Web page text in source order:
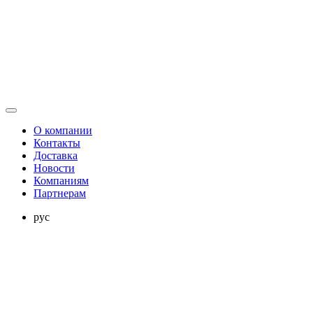
О компании
Контакты
Доставка
Новости
Компаниям
Партнерам
рус